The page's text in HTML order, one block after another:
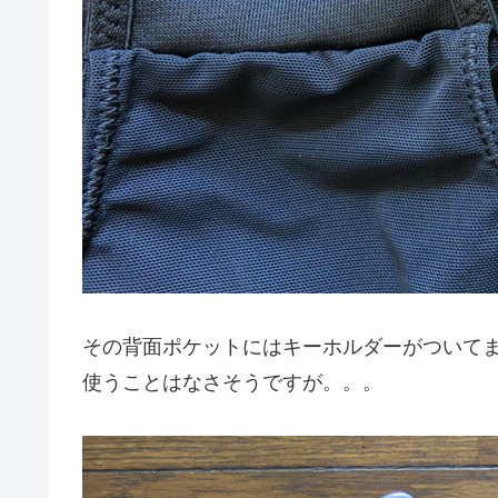
その背面ポケットにはキーホルダーがついて
使うことはなさそうですが。。。